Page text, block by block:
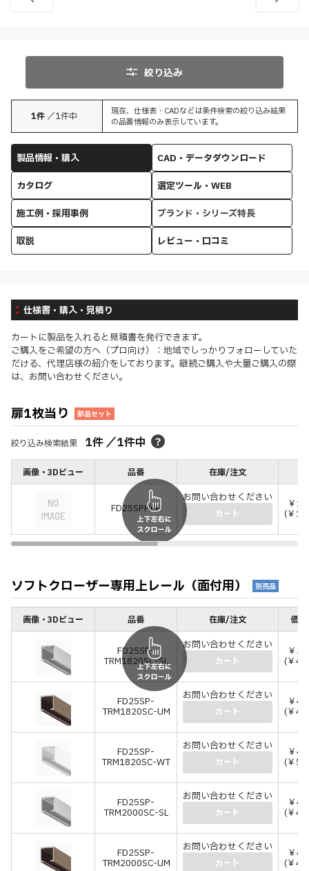
絞り込み
1件 ／1件中
現在、仕様表・CADなどは条件検索の絞り込み結果
の品番情報のみ表示しています。
製品情報・購入
CAD・データダウンロード
カタログ
選定ツール・WEB
施工例・採用事例
ブランド・シリーズ特長
取説
レビュー・口コミ
仕様書・購入・見積り
カートに製品を入れると見積書を発行できます。
ご購入をご希望の方へ（プロ向け）：地域でしっかりフォローしていた
だける、代理店様の紹介をしております。継続ご購入や大量ご購入の際
は、お問い合わせください。
扉1枚当り 部品セット
絞り込み検索結果 1件／1件中
画像・3Dビュー 品番 在庫/注文
FD25SPHCP
お問い合わせください
カート
￥
(￥
ソフトクローザー専用上レール（面付用） 別売品
画像・3Dビュー 品番 在庫/注文 価
FD25SP-
TRM1820SC-SL
お問い合わせください
カート
￥
(￥
FD25SP-
TRM1820SC-UM
お問い合わせください
カート
￥
(￥
FD25SP-
TRM1820SC-WT
お問い合わせください
カート
￥
(￥
FD25SP-
TRM2000SC-SL
お問い合わせください
カート
￥
(￥
FD25SP-
TRM2000SC-UM
お問い合わせください
カート
￥
(￥